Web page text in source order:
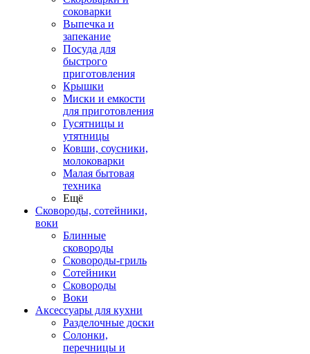
соковарки
Выпечка и
запекание
Посуда для
быстрого
приготовления
Крышки
Миски и емкости
для приготовления
Гусятницы и
утятницы
Ковши, соусники,
молоковарки
Малая бытовая
техника
Ещё
Сковороды, сотейники,
воки
Блинные
сковороды
Сковороды-гриль
Сотейники
Сковороды
Воки
Аксессуары для кухни
Разделочные доски
Солонки,
перечницы и